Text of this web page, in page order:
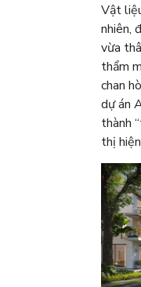
Vật
nhiên,
vừa
thẩm
chan
dự án
thành
thị